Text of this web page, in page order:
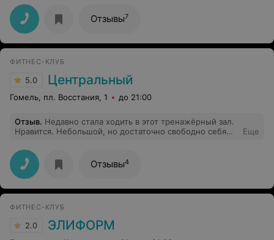
чётко, грамотно распределяет нагрузку. Жаль,что уже
не работает. Придётся менять тренажёрный зал (для
начала, наверное, VIP).
Отзывы7
ФИТНЕС-КЛУБ
5.0 Центральный
Гомель, пл. Восстания, 1 до 21:00
Отзыв. Недавно стала ходить в этот тренажёрный зал.
Нравится. Небольшой, но достаточно свободно себя
внимания, рассказывают и показывают что, как и
сколько нужно делать. Сачковать точно не получится,
даже если и ленишься)
Еще
Отзывы4
ФИТНЕС-КЛУБ
2.0 ЭЛИФОРМ